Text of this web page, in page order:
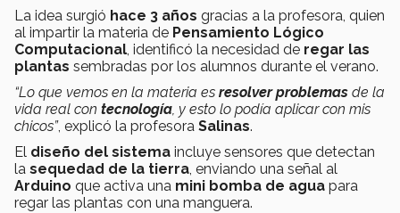
La idea surgió hace 3 años gracias a la profesora, quien
al impartir la materia de Pensamiento Lógico
Computacional, identificó la necesidad de regar las
plantas sembradas por los alumnos durante el verano.
“Lo que vemos en la materia es resolver problemas de la
vida real con tecnología, y esto lo podía aplicar con mis
chicos”, explicó la profesora Salinas.
El diseño del sistema incluye sensores que detectan
la sequedad de la tierra, enviando una señal al
Arduino que activa una mini bomba de agua para
regar las plantas con una manguera.